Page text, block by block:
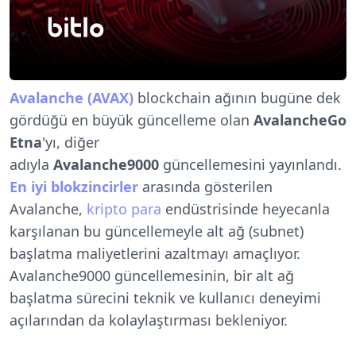
Avalanche (AVAX) blockchain ağının bugüne dek
gördüğü en büyük güncelleme olan AvalancheGo
Etna'yı, diğer
adıyla Avalanche9000 güncellemesini yayınlandı.
En iyi blokzincirler arasında gösterilen
Avalanche, kripto para endüstrisinde heyecanla
karşılanan bu güncellemeyle alt ağ (subnet)
başlatma maliyetlerini azaltmayı amaçlıyor.
Avalanche9000 güncellemesinin, bir alt ağ
başlatma sürecini teknik ve kullanıcı deneyimi
açılarından da kolaylaştırması bekleniyor.